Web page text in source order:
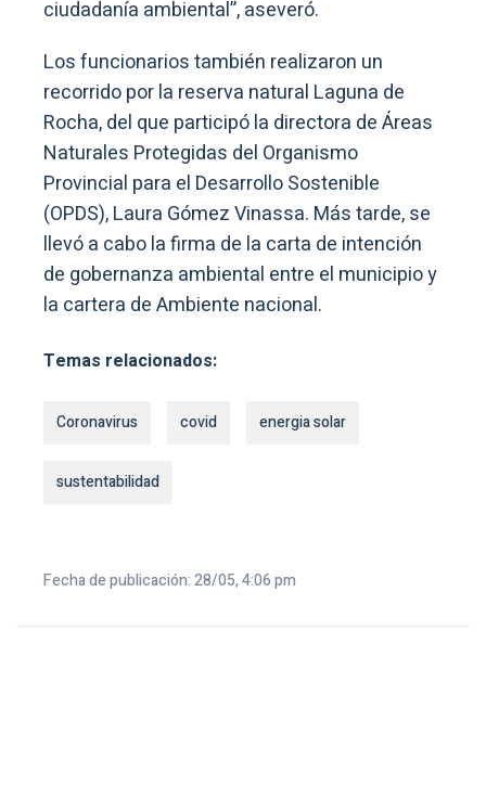
ciudadanía ambiental”, aseveró.
Los funcionarios también realizaron un
recorrido por la reserva natural Laguna de
Rocha, del que participó la directora de Áreas
Naturales Protegidas del Organismo
Provincial para el Desarrollo Sostenible
(OPDS), Laura Gómez Vinassa. Más tarde, se
llevó a cabo la firma de la carta de intención
de gobernanza ambiental entre el municipio y
la cartera de Ambiente nacional.
Temas relacionados:
Coronavirus covid energia solar
sustentabilidad
Fecha de publicación: 28/05, 4:06 pm